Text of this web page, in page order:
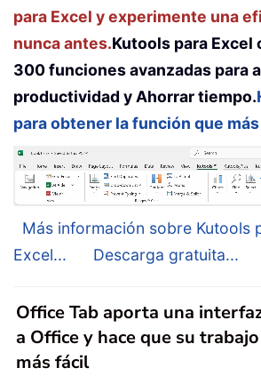
para Excel y experimente una
nunca antes.Kutools para Excel
300 funciones avanzadas para
productividad y Ahorrar tiempo.
para obtener la función que
Más información sobre Kutools
Excel...
Descarga gratuita...
Office Tab aporta una
a Office y hace que su
más fácil